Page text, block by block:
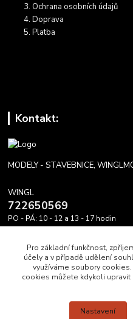
Ochrana osobních údajů
Doprava
Platba
Kontakt:
MODELY - STAVEBNICE,
WINGL
722650569
PO - PÁ: 10 - 12 a 13 - 17 hodin
Upravit
Pro základní funkčnost,
účely a v případě udělení
využíváme soubory
cookies můžete kdykoli
Nastavení